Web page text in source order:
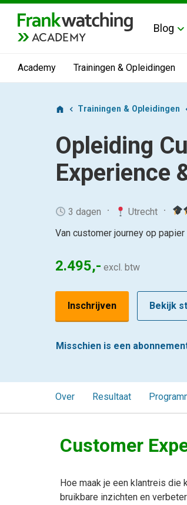
ACADEMY
Blog
Academy Trainingen & Opleidingen
Trainingen & Opleidingen
Opleiding
Experience
3 dagen Utrecht
Van customer journey op
2.495,- excl. btw
Inschrijven Bekijk
Misschien is een
Over Resultaat
Customer
Hoe maak je een klantreis die
bruikbare inzichten en